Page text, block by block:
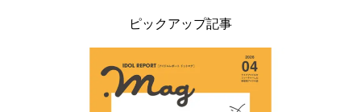
ピックアップ記事